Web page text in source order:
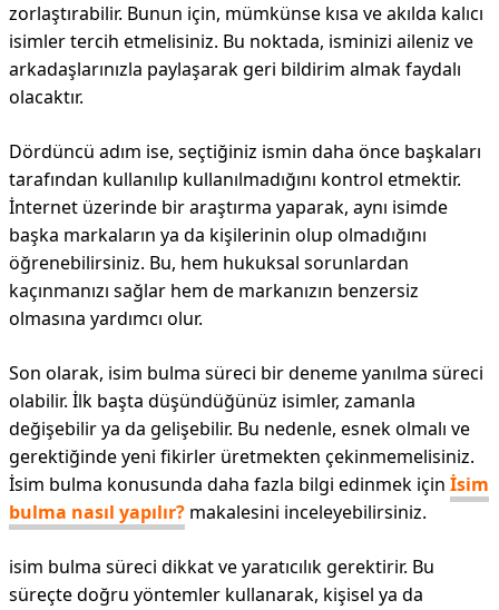
zorlaştırabilir. Bunun için, mümkünse kısa ve akılda kalıcı
isimler tercih etmelisiniz. Bu noktada, isminizi aileniz ve
arkadaşlarınızla paylaşarak geri bildirim almak faydalı
olacaktır.
Dördüncü adım ise, seçtiğiniz ismin daha önce başkaları
tarafından kullanılıp kullanılmadığını kontrol etmektir.
İnternet üzerinde bir araştırma yaparak, aynı isimde
başka markaların ya da kişilerinin olup olmadığını
öğrenebilirsiniz. Bu, hem hukuksal sorunlardan
kaçınmanızı sağlar hem de markanızın benzersiz
olmasına yardımcı olur.
Son olarak, isim bulma süreci bir deneme yanılma süreci
olabilir. İlk başta düşündüğünüz isimler, zamanla
değişebilir ya da gelişebilir. Bu nedenle, esnek olmalı ve
gerektiğinde yeni fikirler üretmekten çekinmemelisiniz.
İsim bulma konusunda daha fazla bilgi edinmek için İsim
bulma nasıl yapılır? makalesini inceleyebilirsiniz.
isim bulma süreci dikkat ve yaratıcılık gerektirir. Bu
süreçte doğru yöntemler kullanarak, kişisel ya da